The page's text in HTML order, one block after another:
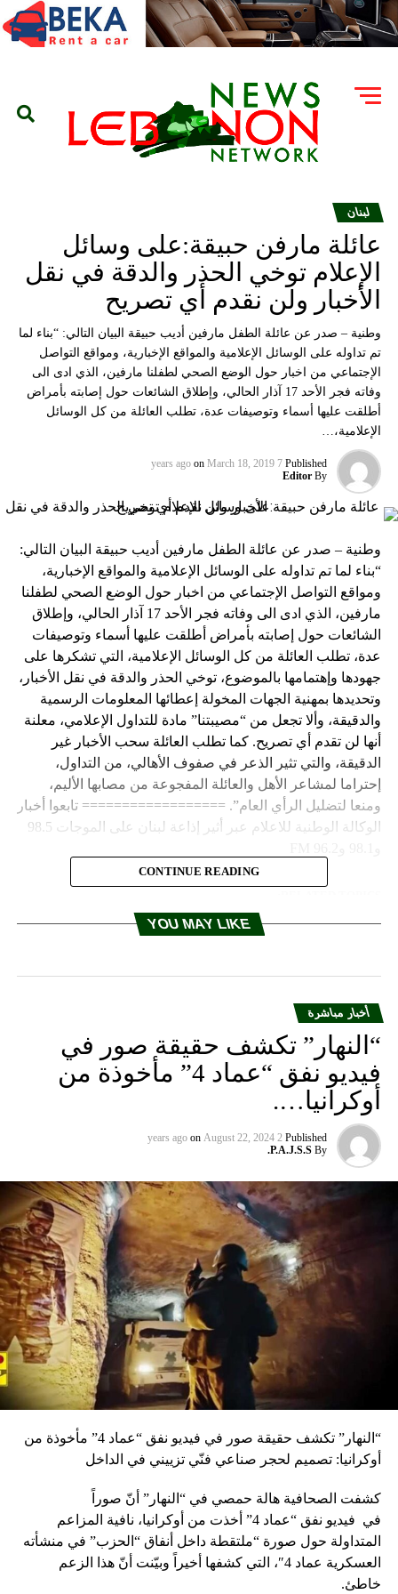
لبنان
عائلة مارفن حبيقة:على وسائل
الإعلام توخي الحذر والدقة في نقل
الأخبار ولن نقدم أي تصريح
وطنية – صدر عن عائلة الطفل مارفين أديب حبيقة البيان التالي: “بناء لما
تم تداوله على الوسائل الإعلامية والمواقع الإخبارية، ومواقع التواصل
الإجتماعي من اخبار حول الوضع الصحي لطفلنا مارفين، الذي ادى الى
وفاته فجر الأحد 17 آذار الحالي، وإطلاق الشائعات حول إصابته بأمراض
أطلقت عليها أسماء وتوصيفات عدة، تطلب العائلة من كل الوسائل
الإعلامية،…
Published
7 years ago
on March 18, 2019
By
Editor
وطنية – صدر عن عائلة الطفل مارفين أديب حبيقة البيان التالي:
“بناء لما تم تداوله على الوسائل الإعلامية والمواقع الإخبارية،
ومواقع التواصل الإجتماعي من اخبار حول الوضع الصحي لطفلنا
مارفين، الذي ادى الى وفاته فجر الأحد 17 آذار الحالي، وإطلاق
الشائعات حول إصابته بأمراض أطلقت عليها أسماء وتوصيفات
عدة، تطلب العائلة من كل الوسائل الإعلامية، التي تشكرها على
جهودها وإهتمامها بالموضوع، توخي الحذر والدقة في نقل الأخبار،
وتحديدها بمهنية الجهات المخولة إعطائها المعلومات الرسمية
والدقيقة، وألا تجعل من “مصيبتنا” مادة للتداول الإعلامي، معلنة
أنها لن تقدم أي تصريح. كما تطلب العائلة سحب الأخبار غير
الدقيقة، والتي تثير الذعر في صفوف الأهالي، من التداول،
إحتراما لمشاعر الأهل والعائلة المفجوعة من مصابها الأليم،
ومنعا لتضليل الرأي العام”. ================== تابعوا أخبار
الوكالة الوطنية للاعلام عبر أثير إذاعة لبنان على الموجات 98.5
UP
هناك إجماع على حماية الفساد والفاسدين
CONTINUE READING
YOU MAY LIKE
أخبار مباشرة
“النهار” تكشف حقيقة صور في
فيديو نفق “عماد 4” مأخوذة من
أوكرانيا….
Published
2 years ago
on August 22, 2024
By
P.A.J.S.S.
“النهار” تكشف حقيقة صور في فيديو نفق “عماد 4” مأخوذة من
أوكرانيا: تصميم لحجر صناعي فنّي تزييني في الداخل
كشفت الصحافية هالة حمصي في “النهار” أنّ صوراً
في فيديو
نفق “عماد 4” أخذت من أوكرانيا، نافية المزاعم
المتداولة حول صورة “ملتقطة داخل أنفاق “الحزب” في منشأته
العسكرية عماد 4″، التي كشفها أخيراً وبيّنت أنّ هذا الزعم
خاطئ.